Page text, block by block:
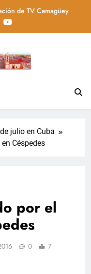
de TV Camagüey
Camagüey,
con contenidos
julio en Cuba
Céspedes
por el
0
7